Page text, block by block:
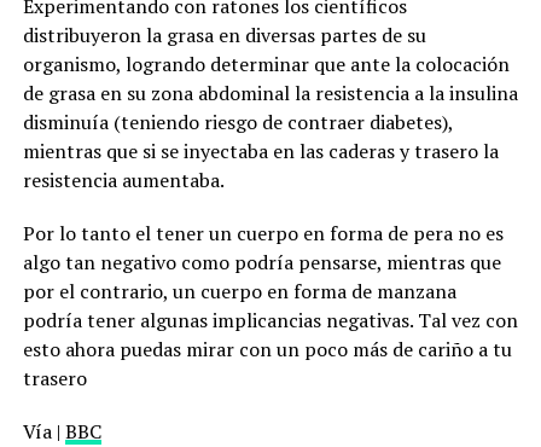
Experimentando con ratones los científicos
distribuyeron la grasa en diversas partes de su
organismo, logrando determinar que ante la colocación
de grasa en su zona abdominal la resistencia a la insulina
disminuía (teniendo riesgo de contraer diabetes),
mientras que si se inyectaba en las caderas y trasero la
resistencia aumentaba.
Por lo tanto el tener un cuerpo en forma de pera no es
algo tan negativo como podría pensarse, mientras que
por el contrario, un cuerpo en forma de manzana
podría tener algunas implicancias negativas. Tal vez con
esto ahora puedas mirar con un poco más de cariño a tu
trasero
Vía | BBC